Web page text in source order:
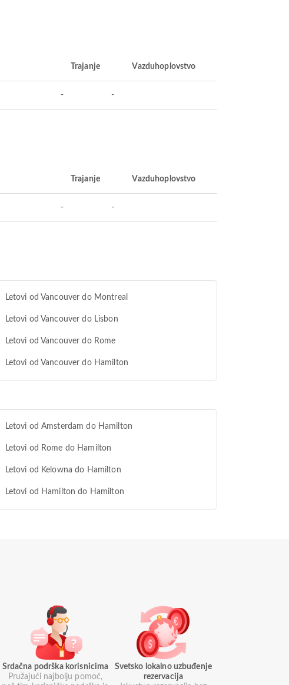
Trajanje Vazduhoplovstvo
- -
Trajanje Vazduhoplovstvo
- -
Letovi od Vancouver do Montreal
Letovi od Vancouver do Lisbon
Letovi od Vancouver do Rome
Letovi od Vancouver do Hamilton
Letovi od Amsterdam do Hamilton
Letovi od Rome do Hamilton
Letovi od Kelowna do Hamilton
Letovi od Hamilton do Hamilton
Srdačna podrška korisnicima
Pružajući najbolju pomoć,
Svetsko lokalno uzbuđenje
rezervacija